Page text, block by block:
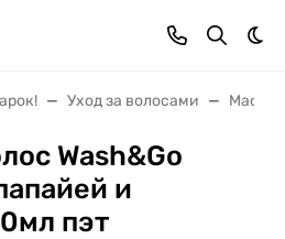
Уход за волосами Маска,
Wash&Go
и
пэт